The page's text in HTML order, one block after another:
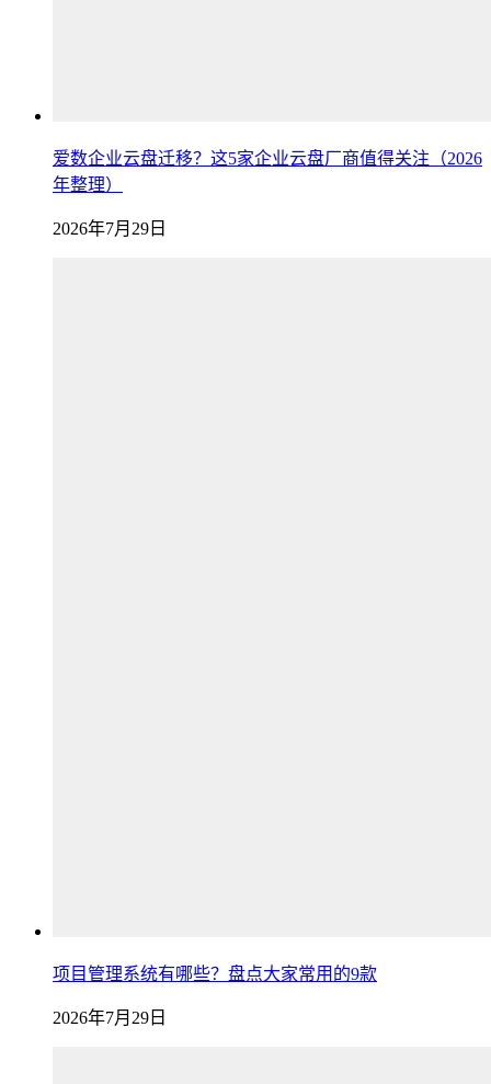
爱数企业云盘迁移？这5家企业云盘厂商值得关注（2026
年整理）
2026年7月29日
项目管理系统有哪些？盘点大家常用的9款
2026年7月29日